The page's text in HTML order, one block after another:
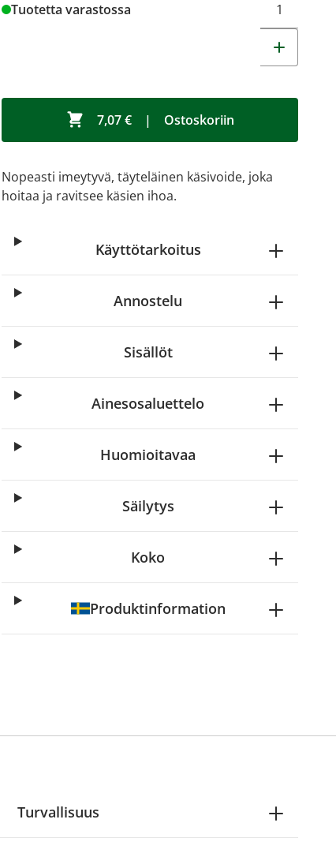
Tuotetta varastossa
7,07 € | Ostoskoriin
Nopeasti imeytyvä, täyteläinen käsivoide, joka
hoitaa ja ravitsee käsien ihoa.
Käyttötarkoitus
Annostelu
Sisällöt
Ainesosaluettelo
Huomioitavaa
Säilytys
Koko
Produktinformation
Turvallisuus